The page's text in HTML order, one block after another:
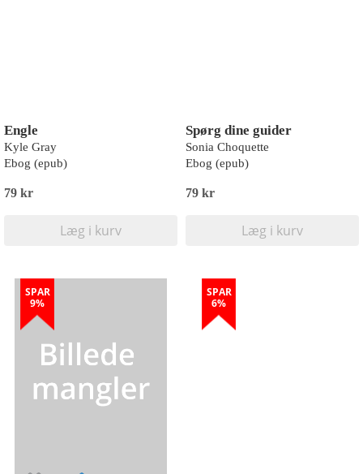
Engle
Kyle Gray
Ebog (epub)
79 kr
Læg i kurv
Spørg dine guider
Sonia Choquette
Ebog (epub)
79 kr
Læg i kurv
SPAR
9%
SPAR
6%